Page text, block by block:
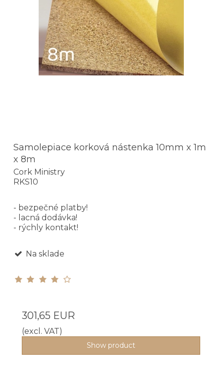
Samolepiace korková nástenka 10mm x 1m
x 8m
Cork Ministry
RKS10
- bezpečné platby!
- lacná dodávka!
- rýchly kontakt!
Na sklade
301,65 EUR
(excl. VAT)
Show product